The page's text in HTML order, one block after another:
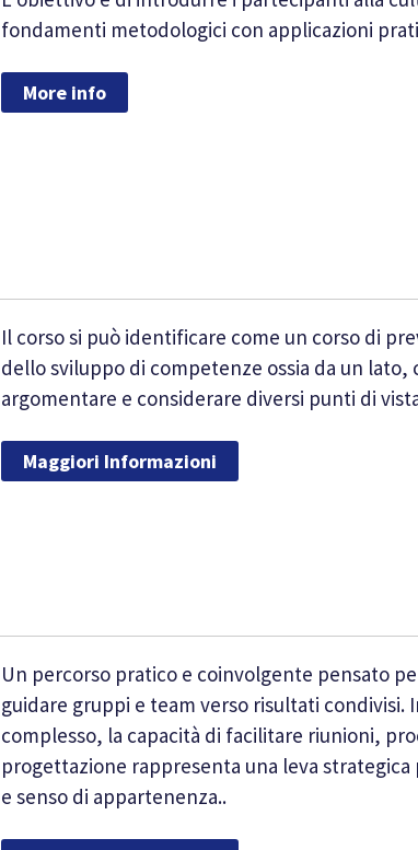
fondamenti metodologici con applicazioni
More info
Il corso si può identificare come un corso di
dello sviluppo di competenze ossia da un
argomentare e considerare diversi punti di
Maggiori Informazioni
Un percorso pratico e coinvolgente pensato
guidare gruppi e team verso risultati
complesso, la capacità di facilitare riunioni,
progettazione rappresenta una leva
e senso di appartenenza..